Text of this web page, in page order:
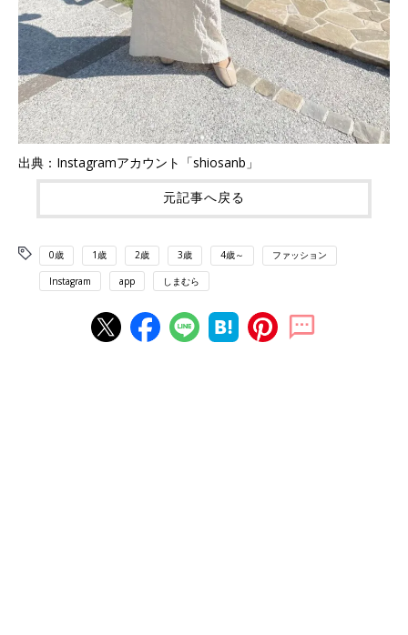
出典：Instagramアカウント「shiosanb」
元記事へ戻る
0歳 1歳 2歳 3歳 4歳～ ファッション
Instagram app しまむら